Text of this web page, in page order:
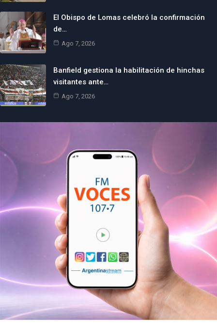
El Obispo de Lomas celebró la confirmación
de…
Ago 7, 2026
Banfield gestiona la habilitación de hinchas
visitantes ante…
Ago 7, 2026